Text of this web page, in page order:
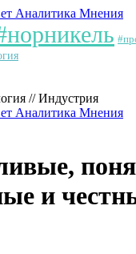
Аналитика Мнения
// Индустрия
Аналитика Мнения
и